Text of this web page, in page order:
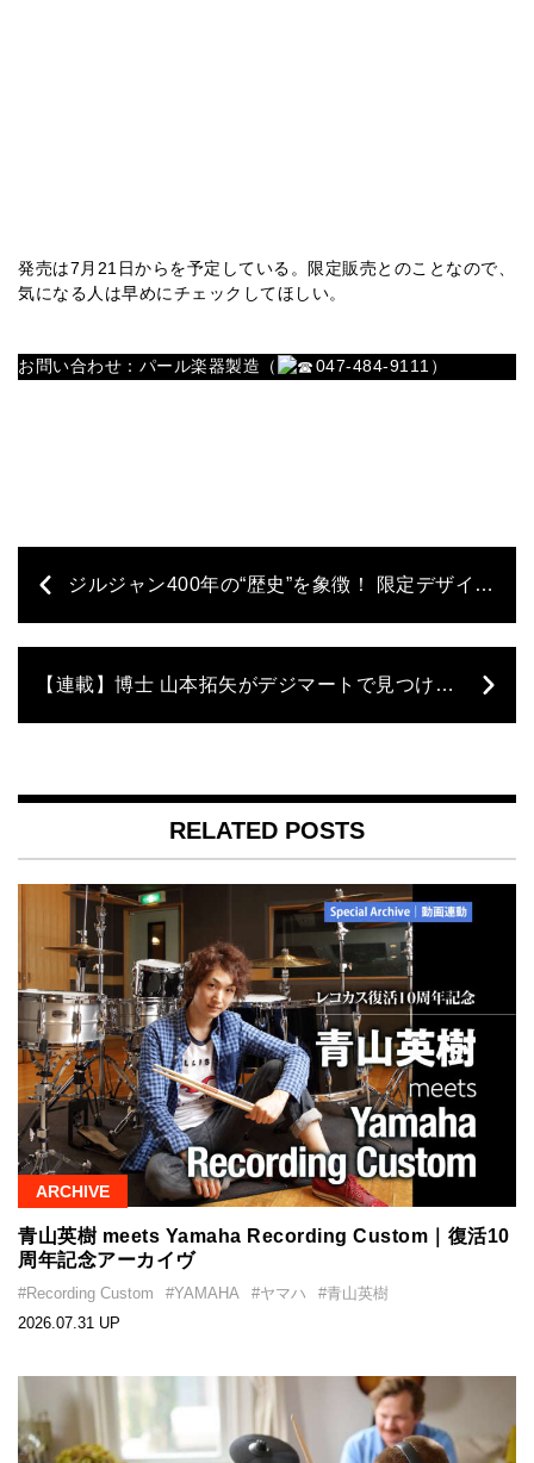
発売は7月21日からを予定している。限定販売とのことなので、
気になる人は早めにチェックしてほしい。
お問い合わせ：パール楽器製造（ 047-484-9111）
ジルジャン400年の“歴史”を象徴！ 限定デザインを施したスティック4モデルが登場!!
【連載】博士 山本拓矢がデジマートで見つけた今月の逸品 ♯18〜Pearl Joey Jordison Signature Snare Drums〜
RELATED POSTS
ARCHIVE
青山英樹 meets Yamaha Recording Custom｜復活10
周年記念アーカイヴ
#Recording Custom #YAMAHA #ヤマハ
#青山英樹
2026.07.31 UP